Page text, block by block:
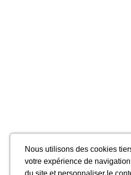
Nous utilisons des cookies
votre expérience de
du site et personnaliser le